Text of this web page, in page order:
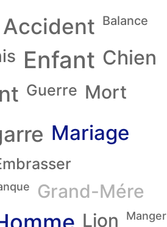
Accident Balance
Enfant Chien
Guerre Mort
Mariage
Grand-Mére
Lion Manger